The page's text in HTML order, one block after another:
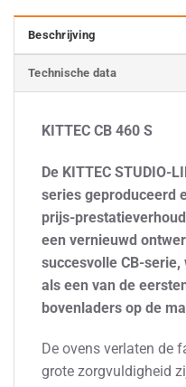
Beschrijving
Technische data
KITTEC CB 460 S
De KITTEC STUDIO-
series geproduceerd
prijs-
een vernieuwd
succesvolle CB-serie,
als een van de
bovenladers op de
De ovens verlaten de
grote zorgvuldigheid